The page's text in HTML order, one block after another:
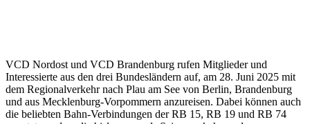
VCD Nordost und VCD Brandenburg rufen Mitglieder und
Interessierte aus den drei Bundesländern auf, am 28. Juni 2025 mit
dem Regionalverkehr nach Plau am See von Berlin, Brandenburg
und aus Mecklenburg-Vorpommern anzureisen. Dabei können auch
die beliebten Bahn-Verbindungen der RB 15, RB 19 und RB 74